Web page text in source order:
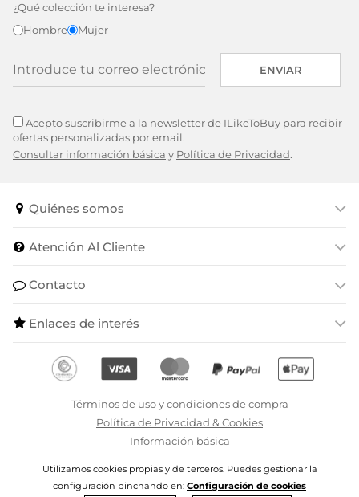
¿Qué colección te interesa?
Hombre
Mujer
ENVIAR
Acepto suscribirme a la newsletter de ILikeToBuy para recibir
ofertas personalizadas por email.
Consultar información básica y Política de Privacidad.
Quiénes somos
Atención Al Cliente
Contacto
Enlaces de interés
Términos de uso y condiciones de compra
Política de Privacidad & Cookies
Información básica
Degrifé S.L.U - ILikeToBuy - 2024 | CIF B79074399
Todos los derechos reservados
Utilizamos cookies propias y de terceros. Puedes gestionar la
configuración pinchando en: Configuración de cookies